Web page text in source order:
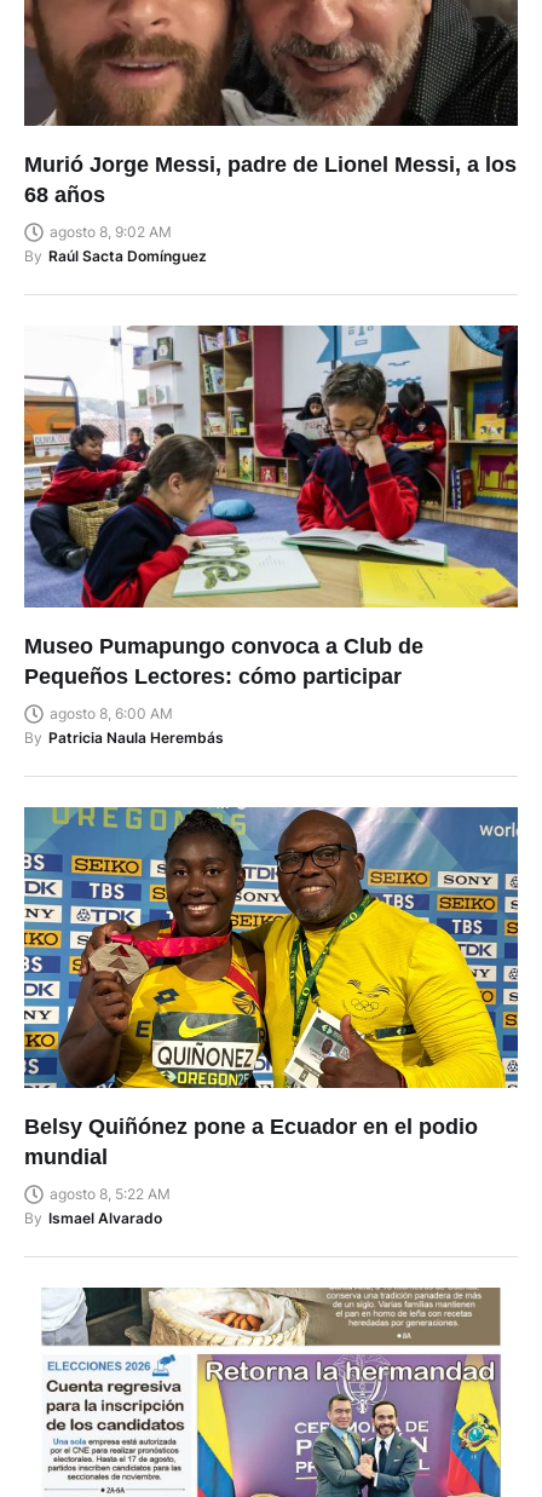
Murió Jorge Messi, padre de Lionel Messi, a los
68 años
agosto 8, 9:02 AM
By Raúl Sacta Domínguez
Museo Pumapungo convoca a Club de
Pequeños Lectores: cómo participar
agosto 8, 6:00 AM
By Patricia Naula Herembás
Belsy Quiñónez pone a Ecuador en el podio
mundial
agosto 8, 5:22 AM
By Ismael Alvarado